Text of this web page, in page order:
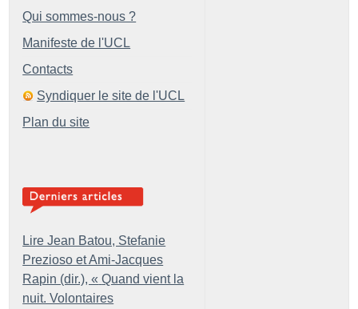
Qui sommes-nous ?
Manifeste de l'UCL
Contacts
Syndiquer le site de l'UCL
Plan du site
Lire Jean Batou, Stefanie
Prezioso et Ami-Jacques
Rapin (dir.), « Quand vient la
nuit. Volontaires